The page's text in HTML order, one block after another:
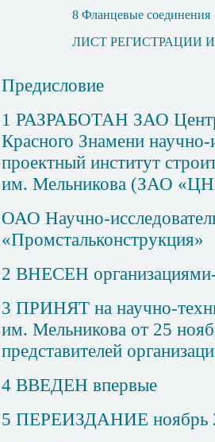
8 Фланцевые соединения
ЛИСТ РЕГИСТРАЦИИ
Предисловие
1 РАЗРАБОТАН ЗАО
Красного Знамени научно-
проектный институт
им. Мельникова (ЗАО
ОАО Научно-
«Промстальконструкция»
2 ВНЕСЕН организациями-
3 ПРИНЯТ на научно-
им. Мельникова от 25
представителей
4 ВВЕДЕН впервые
5 ПЕРЕИЗДАНИЕ ноябрь